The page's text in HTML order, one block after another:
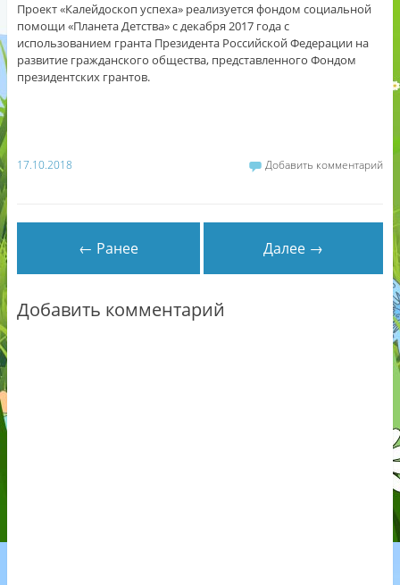
Проект «Калейдоскоп успеха» реализуется фондом социальной
помощи «Планета Детства» с декабря 2017 года c
использованием гранта Президента Российской Федерации на
развитие гражданского общества, представленного Фондом
президентских грантов.
17.10.2018 Добавить комментарий
← Ранее Далее →
Добавить комментарий